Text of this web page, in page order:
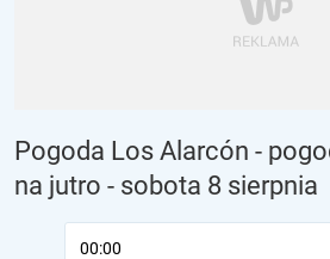
Pogoda Los Alarcón -
na jutro - sobota 8 sierpnia
00:00